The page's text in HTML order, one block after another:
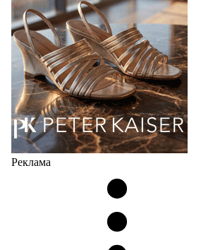
кроссовок обтекаемой формы и с
Но в модели Miu Miu Bubble
05.08.2026 2593
Реклама